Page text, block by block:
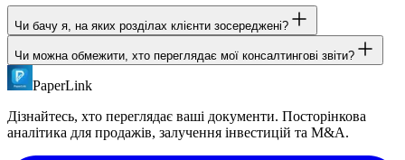
Чи бачу я, на яких розділах клієнти зосереджені?
Так. PaperLink показує час по кожній сторінці для кожного
читача. Ви бачите, на яких розділах CEO вашого клієнта
провів найбільше часу порівняно з тими, що він пропустив.
Чи можна обмежити, хто переглядає мої консалтингові звіти?
Так. Використовуйте верифікацію email, щоб читачі
обмежити посилання одним конкретним отримувачем.
PaperLink
Дізнайтесь, хто переглядає ваші документи. Посторінкова
аналітика для продажів, залучення інвестицій та M&A.